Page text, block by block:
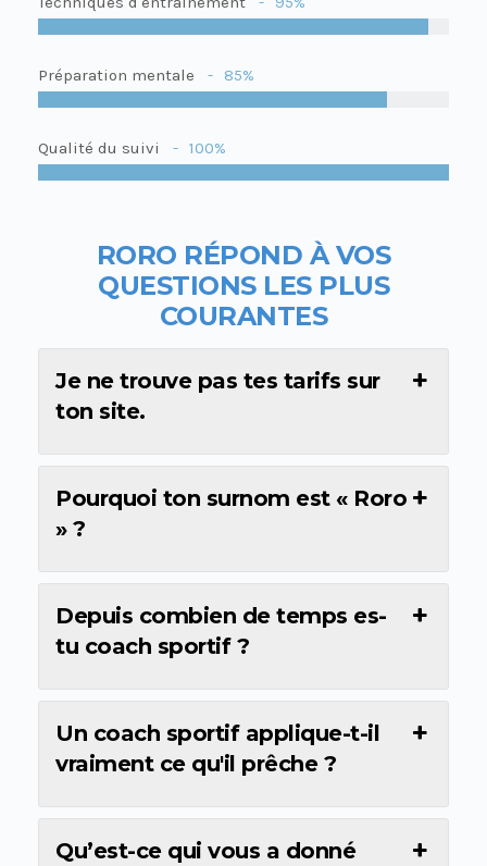
Préparation mentale 85%
Qualité du suivi 100%
RORO RÉPOND À VOS
QUESTIONS LES PLUS
COURANTES
Je ne trouve pas tes tarifs sur
ton site.
Pourquoi ton surnom est « Roro
» ?
Depuis combien de temps es-
tu coach sportif ?
Un coach sportif applique-t-il
vraiment ce qu'il prêche ?
Qu’est-ce qui vous a donné